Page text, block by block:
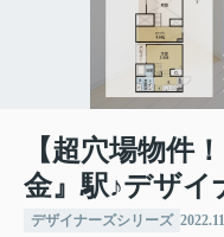
【超穴場物件
金』駅♪デザイ
デザイナーズシリーズ